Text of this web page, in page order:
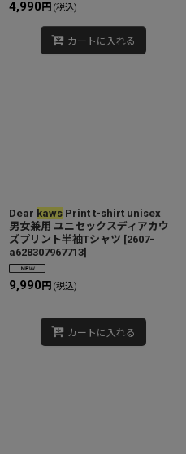
4,990 円 (税込)
カートに入れる
Dear kaws Print t-shirt unisex
男女兼用 ユニセックスディアカウ
ズプリント半袖Tシャツ [2607-
a628307967713]
9,990 円 (税込)
カートに入れる